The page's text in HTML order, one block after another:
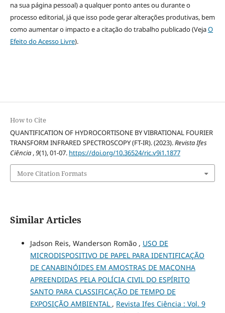
na sua página pessoal) a qualquer ponto antes ou durante o
processo editorial, já que isso pode gerar alterações produtivas, bem
como aumentar o impacto e a citação do trabalho publicado (VejaO
Efeito do Acesso Livre).
How to Cite
QUANTIFICATION OF HYDROCORTISONE BY VIBRATIONAL FOURIER
TRANSFORM INFRARED SPECTROSCOPY (FT-IR). (2023).Revista Ifes
Ciência ,9(1), 01-07. https://doi.org/10.36524/ric.v9i1.1877
More Citation Formats
Similar Articles
Jadson Reis, Wanderson Romão , USO DE
MICRODISPOSITIVO DE PAPEL PARA IDENTIFICAÇÃO
DE CANABINÓIDES EM AMOSTRAS DE MACONHA
APREENDIDAS PELA POLÍCIA CIVIL DO ESPÍRITO
SANTO PARA CLASSIFICAÇÃO DE TEMPO DE
EXPOSIÇÃO AMBIENTAL , Revista Ifes Ciência : Vol. 9